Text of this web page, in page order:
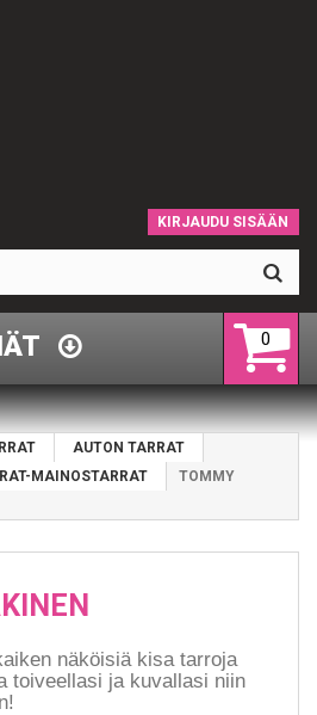
KIRJAUDU SISÄÄN
0
AUTON TARRAT
MAINOSTARRAT
TOMMY
näköisiä kisa tarroja
toiveellasi ja kuvallasi niin